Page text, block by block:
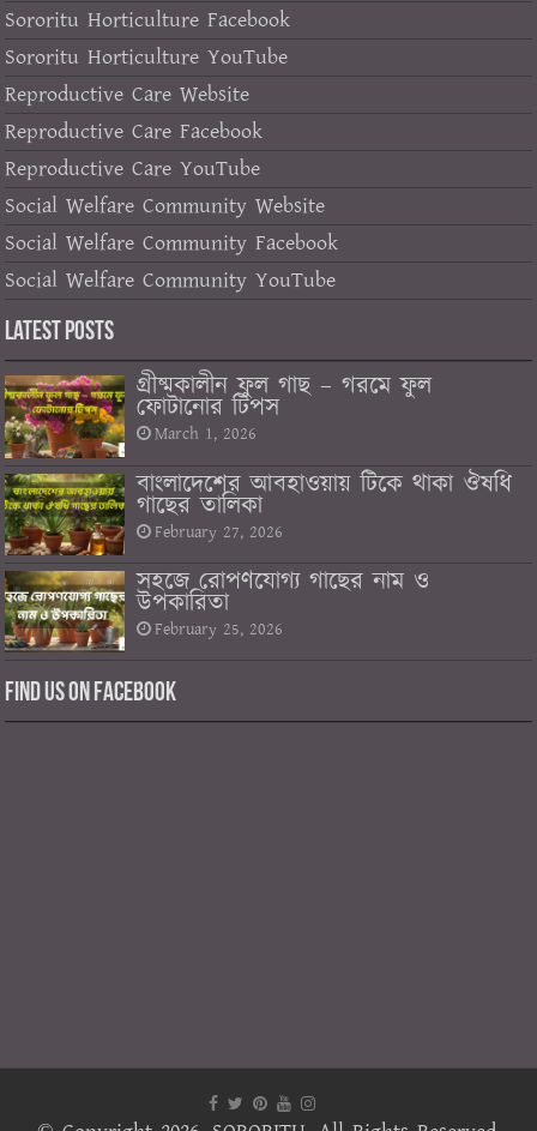
Sororitu Horticulture Facebook
Sororitu Horticulture YouTube
Reproductive Care Website
Reproductive Care Facebook
Reproductive Care YouTube
Social Welfare Community Website
Social Welfare Community Facebook
Social Welfare Community YouTube
Latest Posts
গ্রীষ্মকালীন ফুল গাছ – গরমে ফুল
ফোটানোর টিপস
March 1, 2026
বাংলাদেশের আবহাওয়ায় টিকে থাকা ঔষধি
গাছের তালিকা
February 27, 2026
সহজে রোপণযোগ্য গাছের নাম ও
উপকারিতা
February 25, 2026
Find us on Facebook